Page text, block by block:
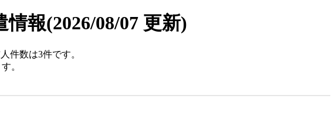
情報(2026/08/07 更新)
件数は3件です。
。